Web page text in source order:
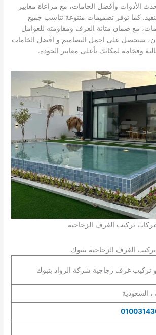
الأدوات وأفضل الخامات، مع مراعاة معايير
كما نوفر تصميمات متنوعة تناسب جميع
مع ضمان متانة الغرف ومقاومته للعوامل
ستحصل على اجمل التصاميم و افضل الخامات
وفخامة لمكانك بأعلى معايير الجودة.
تركيب الغرف الزجاجية
تركيب الغرف الزجاجية بتبوك
و تركيب غرف زجاجية شركة الرواد بتبوك
، السعودية